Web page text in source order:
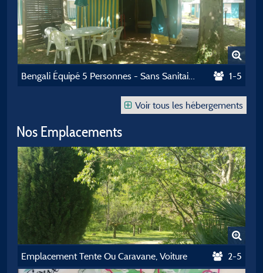
Bengali Équipé 5 Personnes - Sans Sanitaires 1-5
Voir tous les hébergements
Nos Emplacements
Emplacement Tente Ou Caravane, Voiture 2-5